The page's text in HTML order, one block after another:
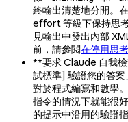
終輸出清楚地分開。
effort 等級下保持思
見輸出中發出內部
前，請參閱在停用思
**要求 Claude 自我
試標準] 驗證您的答
對於程式編寫和數學
指令的情況下就能很
的提示中沿用的驗證